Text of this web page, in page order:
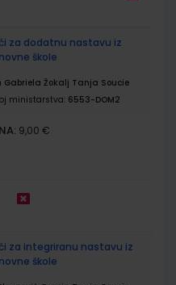
za dodatnu nastavu iz
škole
Gabriela Žokalj Tanja Soucie
ministarstva: 6553-DOM2
9,00 €
za integriranu nastavu iz
škole